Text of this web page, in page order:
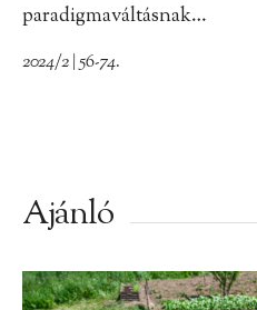
paradigmaváltásnak…
2024/2 | 56-74.
Ajánló